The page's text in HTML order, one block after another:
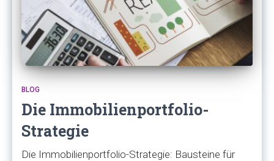
BLOG
Die Immobilienportfolio-
Strategie
Die Immobilienportfolio-Strategie: Bausteine für